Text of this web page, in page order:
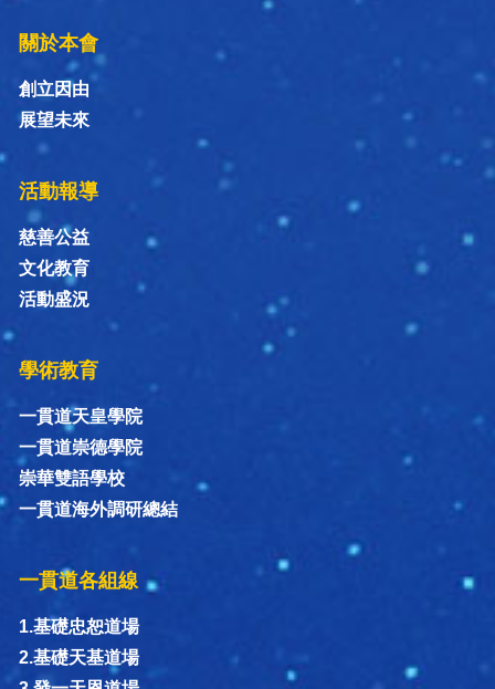
關於本會
創立因由
展望未來
活動報導
慈善公益
文化教育
活動盛況
學術教育
一貫道天皇學院
一貫道崇德學院
崇華雙語學校
一貫道海外調研總結
一貫道各組線
1.基礎忠恕道場
2.基礎天基道場